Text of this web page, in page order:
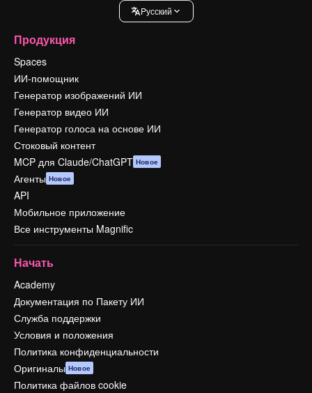
Pусский
Продукция
Spaces
ИИ-помощник
Генератор изображений ИИ
Генератор видео ИИ
Генератор голоса на основе ИИ
Стоковый контент
MCP для Claude/ChatGPT Новое
Агенты Новое
API
Мобильное приложение
Все инструменты Magnific
Начать
Academy
Документация по Пакету ИИ
Служба поддержки
Условия и положения
Политика конфиденциальности
Оригиналы Новое
Политика файлов cookie